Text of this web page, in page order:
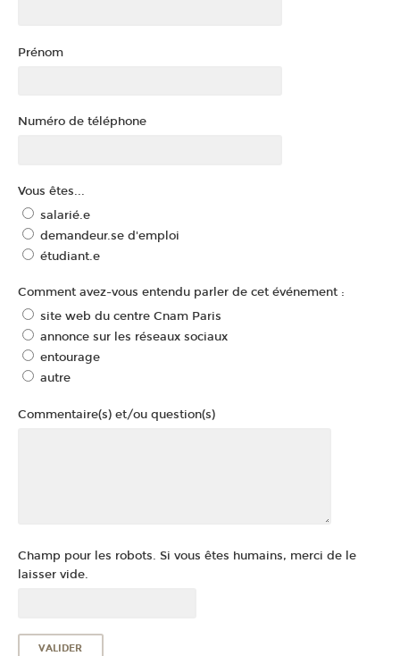
Prénom
Numéro de téléphone
Vous êtes...
salarié.e
demandeur.se d'emploi
étudiant.e
Comment avez-vous entendu parler de cet événement :
site web du centre Cnam Paris
annonce sur les réseaux sociaux
entourage
autre
Commentaire(s) et/ou question(s)
Champ pour les robots. Si vous êtes humains, merci de le
laisser vide.